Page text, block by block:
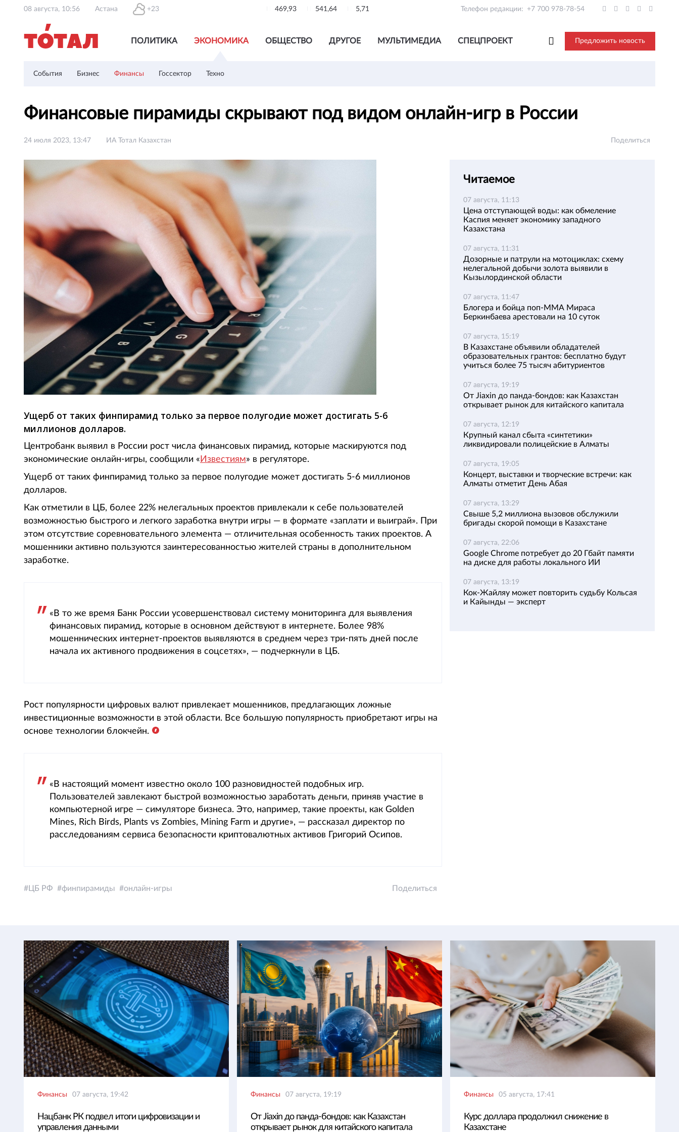
08 августа, 10:56 Астана +23 469,93 541,64 5,71 Телефон редакции: +7 700 978-78-54
ПОЛИТИКА ЭКОНОМИКА ОБЩЕСТВО ДРУГОЕ МУЛЬТИМЕДИА СПЕЦПРОЕКТ Предложить новость
События Бизнес Финансы Госсектор Техно
Финансовые пирамиды скрывают под видом онлайн-игр в России
24 июля 2023, 13:47 ИА Тотал Казахстан Поделиться
Ущерб от таких финпирамид только за первое полугодие может достигать 5-6
миллионов долларов.
Центробанк выявил в России рост числа финансовых пирамид, которые маскируются под
экономические онлайн-игры, сообщили « Известиям» в регуляторе.
Ущерб от таких финпирамид только за первое полугодие может достигать 5-6 миллионов
долларов.
Как отметили в ЦБ, более 22% нелегальных проектов привлекали к себе пользователей
возможностью быстрого и легкого заработка внутри игры — в формате «заплати и выиграй». При
этом отсутствие соревновательного элемента — отличительная особенность таких проектов. А
мошенники активно пользуются заинтересованностью жителей страны в дополнительном
заработке.
«В то же время Банк России усовершенствовал систему мониторинга для выявления
финансовых пирамид, которые в основном действуют в интернете. Более 98%
мошеннических интернет-проектов выявляются в среднем через три-пять дней после
начала их активного продвижения в соцсетях», — подчеркнули в ЦБ.
Рост популярности цифровых валют привлекает мошенников, предлагающих ложные
инвестиционные возможности в этой области. Все большую популярность приобретают игры на
основе технологии блокчейн.
«В настоящий момент известно около 100 разновидностей подобных игр.
Пользователей завлекают быстрой возможностью заработать деньги, приняв участие в
компьютерной игре — симуляторе бизнеса. Это, например, такие проекты, как Golden
Mines, Rich Birds, Plants vs Zombies, Mining Farm и другие», — рассказал директор по
расследованиям сервиса безопасности криптовалютных активов Григорий Осипов.
ЦБ РФ финпирамиды онлайн-игры Поделиться
Читаемое
07 августа, 11:13
Цена отступающей воды: как обмеление
Каспия меняет экономику западного
Казахстана
07 августа, 11:31
Дозорные и патрули на мотоциклах: схему
нелегальной добычи золота выявили в
Кызылординской области
07 августа, 11:47
Блогера и бойца поп-ММА Мираса
Беркинбаева арестовали на 10 суток
07 августа, 15:19
В Казахстане объявили обладателей
образовательных грантов: бесплатно будут
учиться более 75 тысяч абитуриентов
07 августа, 19:19
От Jiaxin до панда-бондов: как Казахстан
открывает рынок для китайского капитала
07 августа, 12:19
Крупный канал сбыта «синтетики»
ликвидировали полицейские в Алматы
07 августа, 19:05
Концерт, выставки и творческие встречи: как
Алматы отметит День Абая
07 августа, 13:29
Свыше 5,2 миллиона вызовов обслужили
бригады скорой помощи в Казахстане
07 августа, 22:06
Google Chrome потребует до 20 Гбайт памяти
на диске для работы локального ИИ
07 августа, 13:19
Кок-Жайляу может повторить судьбу Кольсая
и Кайынды — эксперт
Финансы 07 августа, 19:42
Нацбанк РК подвел итоги цифровизации и
управления данными
Финансы 07 августа, 19:19
От Jiaxin до панда-бондов: как Казахстан
открывает рынок для китайского капитала
Финансы 05 августа, 17:41
Курс доллара продолжил снижение в
Казахстане